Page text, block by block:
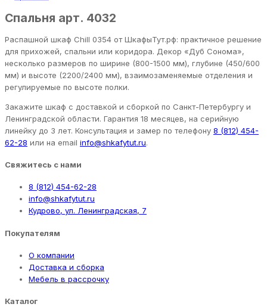
Спальня арт. 4032
Распашной шкаф Chill 0354 от ШкафыТут.рф: практичное решение
для прихожей, спальни или коридора. Декор «Дуб Сонома»,
несколько размеров по ширине (800-1500 мм), глубине (450/600
мм) и высоте (2200/2400 мм), взаимозаменяемые отделения и
регулируемые по высоте полки.
Закажите шкаф с доставкой и сборкой по Санкт-Петербургу и
Ленинградской области. Гарантия 18 месяцев, на серийную
линейку до 3 лет. Консультация и замер по телефону 8 (812) 454-
62-28 или на email info@shkafytut.ru.
Свяжитесь с нами
8 (812) 454-62-28
info@shkafytut.ru
Кудрово, ул. Ленинградская, 7
Покупателям
О компании
Доставка и сборка
Мебель в рассрочку
Каталог